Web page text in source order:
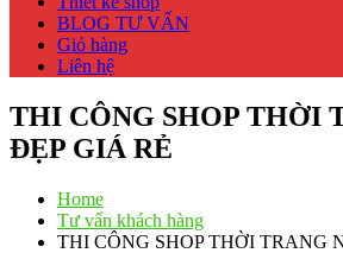
BLOG TƯ VẤN
Giỏ hàng
Liên hệ
THI CÔNG SHOP THỜI
ĐẸP GIÁ RẺ
Home
Tư vấn khách hàng
THI CÔNG SHOP THỜI TRANG